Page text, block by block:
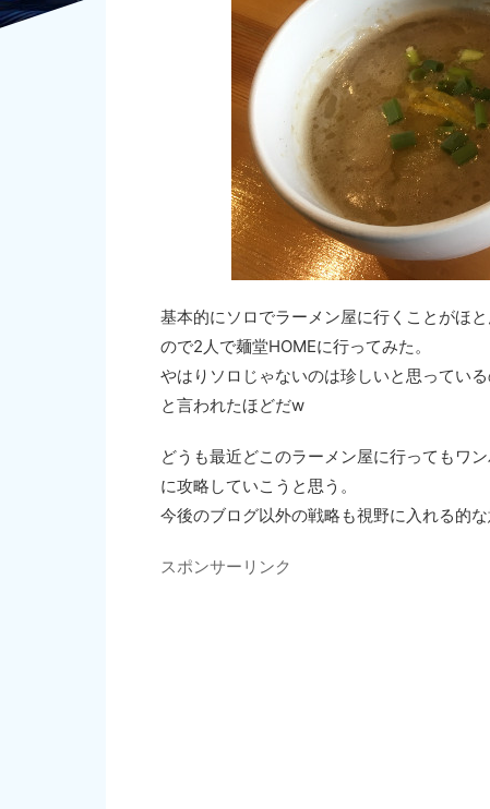
基本的にソロでラーメン屋に行くことがほ
ので2人で麺堂HOMEに行ってみた。
やはりソロじゃないのは珍しいと思ってい
と言われたほどだw
どうも最近どこのラーメン屋に行ってもワ
に攻略していこうと思う。
今後のブログ以外の戦略も視野に入れる的な
スポンサーリンク